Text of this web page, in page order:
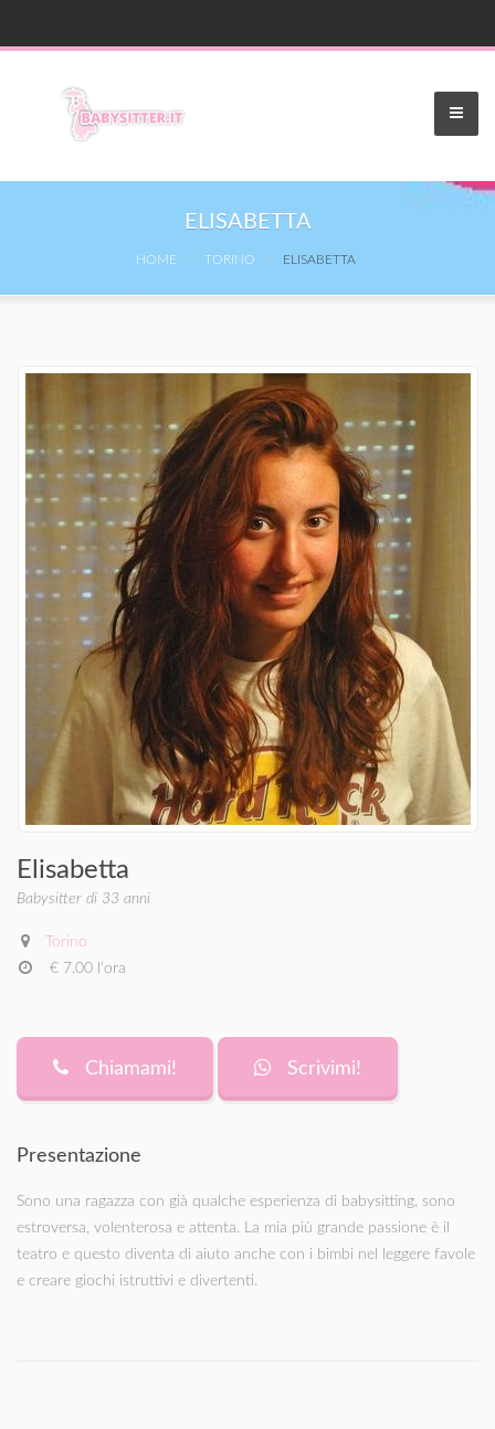
ELISABETTA
HOME TORINO ELISABETTA
Elisabetta
Babysitter di 33 anni
Torino
€ 7.00 l'ora
Chiamami! Scrivimi!
Presentazione
Sono una ragazza con già qualche esperienza di babysitting, sono
estroversa, volenterosa e attenta. La mia più grande passione è il
teatro e questo diventa di aiuto anche con i bimbi nel leggere favole
e creare giochi istruttivi e divertenti.